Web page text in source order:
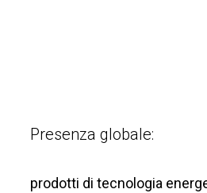
Presenza globale:
prodotti di tecnologia